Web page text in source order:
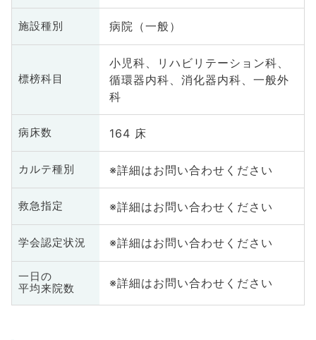
施設種別 病院（一般）
標榜科目
小児科、リハビリテーション科、
循環器内科、消化器内科、一般外
科
病床数 164 床
カルテ種別 ※詳細はお問い合わせください
救急指定 ※詳細はお問い合わせください
学会認定状況 ※詳細はお問い合わせください
一日の
平均来院数
※詳細はお問い合わせください